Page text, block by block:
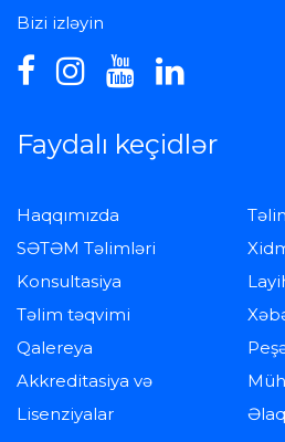
Bizi izləyin
Faydalı keçidlər
Haqqımızda
SƏTƏM Təlimləri
Konsultasiya
Təlim təqvimi
Qalereya
Akkreditasiya və
Lisenziyalar